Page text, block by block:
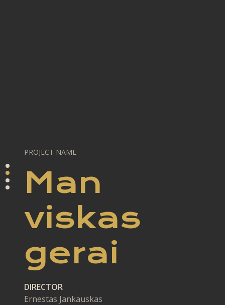
PROJECT NAME
Man
viskas
gerai
DIRECTOR
Ernestas Jankauskas